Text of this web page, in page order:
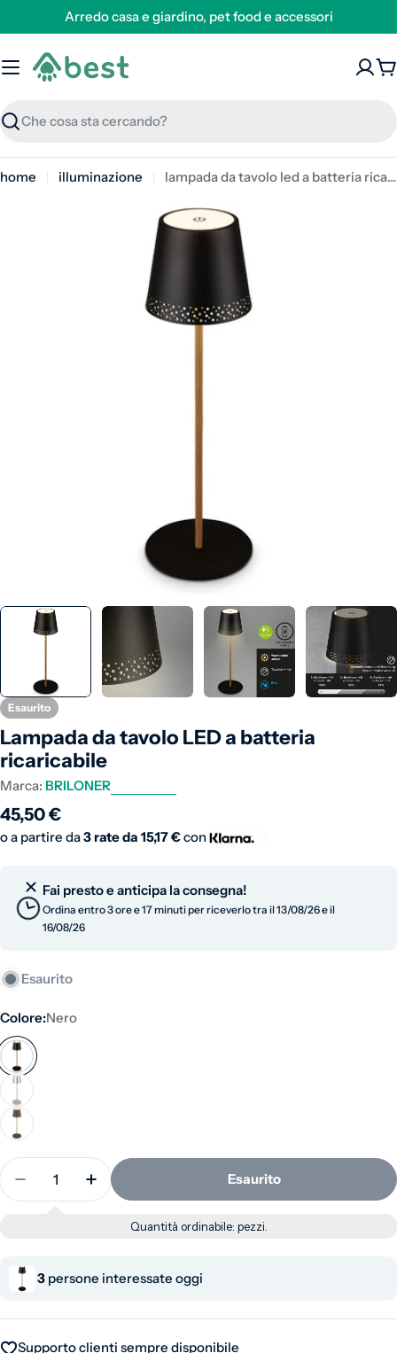
Arredo casa e giardino, pet food e accessori
Ricerca
home illuminazione lampada da tavolo led a batteria ricaricabile
Esaurito
Lampada da tavolo LED a batteria
ricaricabile
Marca: BRILONER
Prezzo normale
45,50 €
o a partire da3 rate da 15,17 €con
Fai presto e anticipa la consegna!
Ordina entro 3 ore e 17 minuti per riceverlo tra il 13/08/26 e il
16/08/26
Esaurito
Colore:Nero
Quantità
Diminuisci la quantità per Lampada da tavolo
Aumenta la quantità per Lampada da
Esaurito
Quantità ordinabile: pezzi.
3 persone interessate oggi
Supporto clienti sempre disponibile